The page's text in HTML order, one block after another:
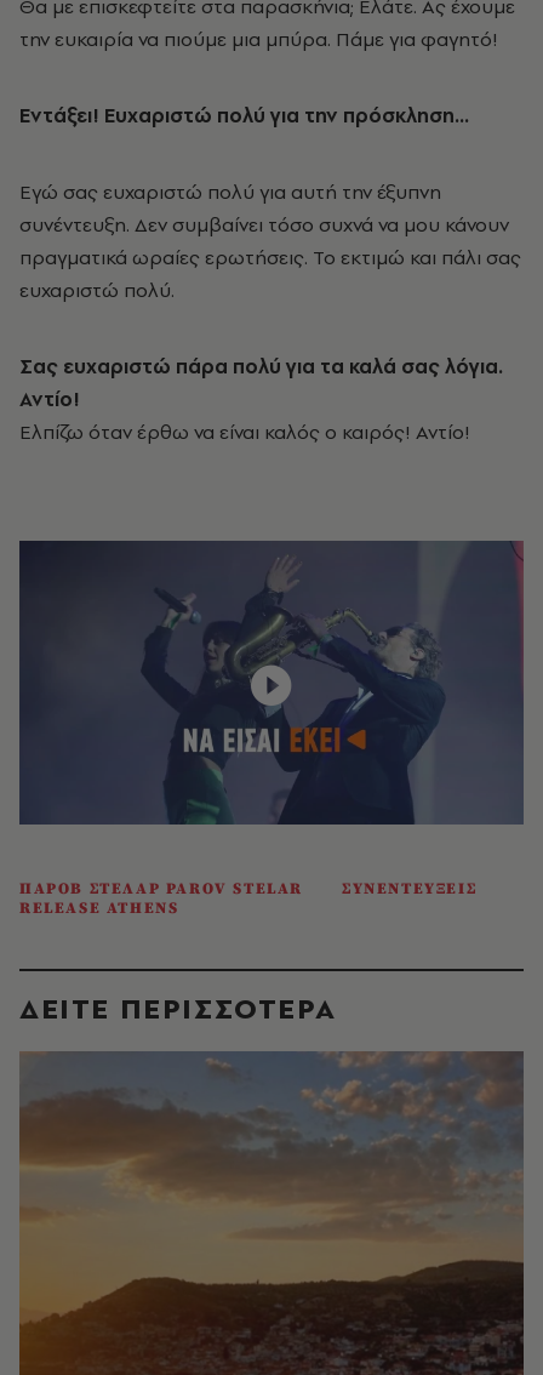
Θα με επισκεφτείτε στα παρασκήνια; Ελάτε. Ας έχουμε
την ευκαιρία να πιούμε μια μπύρα. Πάμε για φαγητό!
Εντάξει! Ευχαριστώ πολύ για την πρόσκληση...
Εγώ σας ευχαριστώ πολύ για αυτή την έξυπνη
συνέντευξη. Δεν συμβαίνει τόσο συχνά να μου κάνουν
πραγματικά ωραίες ερωτήσεις. Το εκτιμώ και πάλι σας
ευχαριστώ πολύ.
Σας ευχαριστώ πάρα πολύ για τα καλά σας λόγια.
Αντίο!
Ελπίζω όταν έρθω να είναι καλός ο καιρός! Αντίο!
ΠΑΡΟΒ ΣΤΕΛΑΡ PAROV STELAR
ΣΥΝΕΝΤΕΥΞΕΙΣ
RELEASE ATHENS
ΔΕΙΤΕ ΠΕΡΙΣΣΟΤΕΡΑ